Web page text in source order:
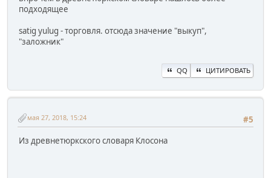
подходящее
satig yulug - торговля. отсюда значение "выкуп",
"заложник"
QQ ЦИТИРОВАТЬ
#5
мая 27, 2018, 15:24
Из древнетюркского словаря Клосона